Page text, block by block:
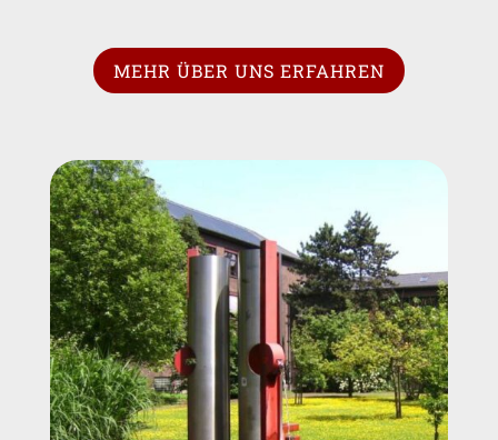
MEHR ÜBER UNS ERFAHREN